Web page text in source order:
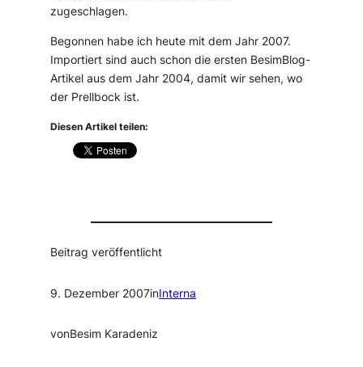
zugeschlagen.
Begonnen habe ich heute mit dem Jahr 2007.
Importiert sind auch schon die ersten BesimBlog-
Artikel aus dem Jahr 2004, damit wir sehen, wo
der Prellbock ist.
Diesen Artikel teilen:
Beitrag veröffentlicht
9. Dezember 2007inInterna
vonBesim Karadeniz